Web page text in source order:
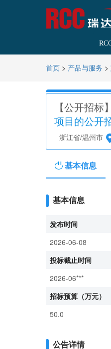
首页 > 产品与服务 >
【公开招标】
项目的公开
浙江省/温州市
基本信息
基本信息
发布时间
2026-06-08
投标截止时间
2026-06***
招标预算（万元）
50.0
公告详情